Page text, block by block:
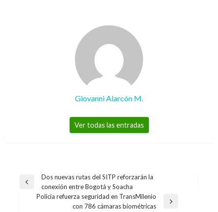
Giovanni Alarcón M.
Ver todas las entradas
Navegación
Entrada
anterior
Dos nuevas rutas del SITP reforzarán la
conexión entre Bogotá y Soacha
Policía refuerza seguridad en TransMilenio
con 786 cámaras biométricas